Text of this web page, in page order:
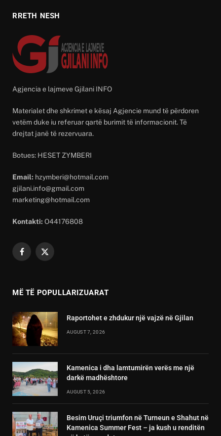
RRETH NESH
Agjencia e lajmeve Gjilani INFO
Materialet dhe shkrimet e kësaj Agjencie mund të përdoren
vetëm duke iu referuar qartë burimit të informacionit. Të
drejtat janë të rezervuara.
Botues: HESET ZYMBERI
Email: hzymberi@hotmail.com
gjilani.info@gmail.com
marketing@hotmail.com
Kontakti: O44176808
Facebook
X
MË TË POPULLARIZUARAT
Raportohet e zhdukur një vajzë në Gjilan
AUGUST 7, 2026
Kamenica i dha lamtumirën verës me një
darkë madhështore
AUGUST 5, 2026
Besim Uruçi triumfon në Turneun e Shahut në
Kamenica Summer Fest – ja kush u renditën